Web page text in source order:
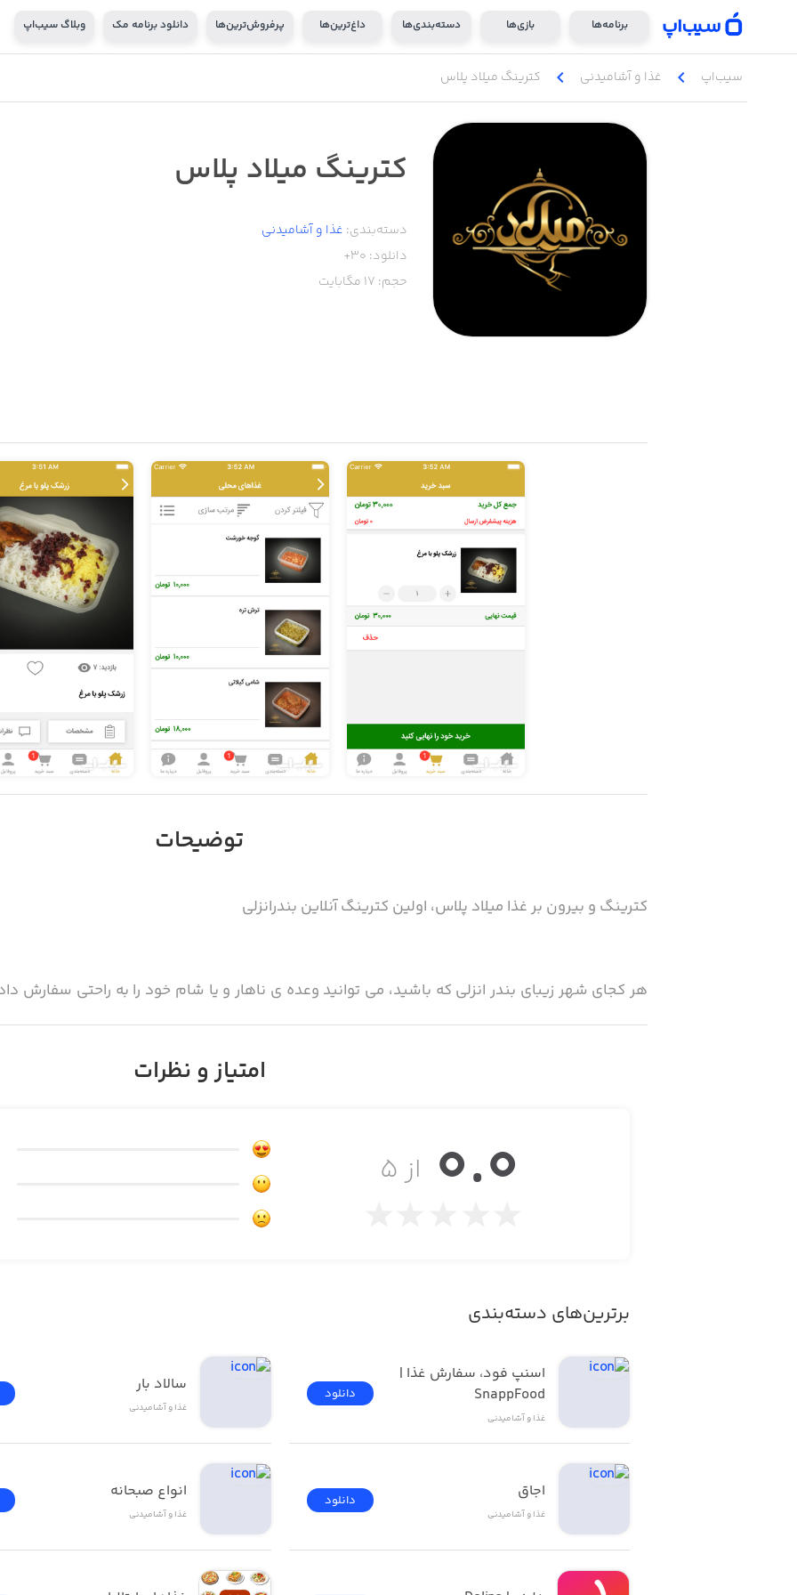
برنامه‌ها بازی‌ها دسته‌بندی‌ها داغ‌ترین‌ها پرفروش‌ترین‌ها دانلود برنامه مک وبلاگ سیب‌اپ
سیب‌اپ chevron_left غذا و آشامیدنی chevron_left کترینگ میلاد پلاس
کترینگ میلاد پلاس
دسته‌بندی: غذا و آشامیدنی
دانلود: 30+
حجم: 17 مگابایت
توضیحات
کترینگ و بیرون بر غذا میلاد پلاس، اولین کترینگ آنلاین بندرانزلی
هر کجای شهر زیبای بندر انزلی که باشید، می توانید وعده ی ناهار و یا شام خود را به راحتی سفارش
- آماده سازی و ارسال غذا توسط بلافاصله بعد از دریافت سفارش
- امکان ثبت لوکیشن و موقعیت روی نقشه جهت سهولت در دریافت سفارش
- امکان پرداخت به صورت آنلاین و پرداخت پس از تحویل درب منزل
امتیاز و نظرات
از ۵ 0.0
برترین‌های دسته‌بندی
SnappFood
غذا و آشامیدنی
دانلود
اجاق
غذا و آشامیدنی
دانلود
سالاد بار
غذا و آشامیدنی
انواع صبحانه
غذا و آشامیدنی